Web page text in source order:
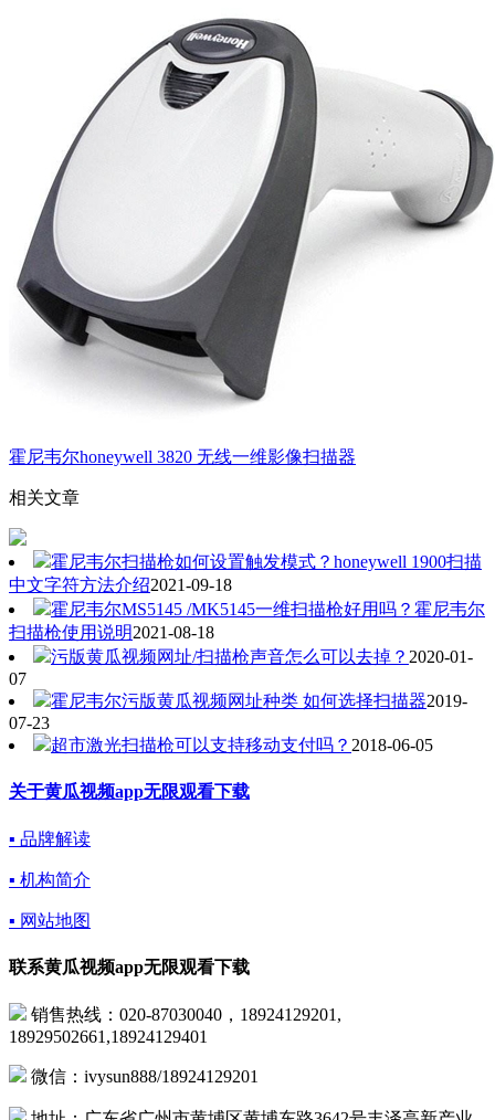
霍尼韦尔honeywell 3820 无线一维影像扫描器
相关文章
霍尼韦尔扫描枪如何设置触发模式？honeywell 1900扫描
中文字符方法介绍2021-09-18
霍尼韦尔MS5145 /MK5145一维扫描枪好用吗？霍尼韦尔
扫描枪使用说明2021-08-18
污版黄瓜视频网址/扫描枪声音怎么可以去掉？ 2020-01-
07
霍尼韦尔污版黄瓜视频网址种类 如何选择扫描器2019-
07-23
超市激光扫描枪可以支持移动支付吗？ 2018-06-05
关于黄瓜视频app无限观看下载
▪ 品牌解读
▪ 机构简介
▪ 网站地图
联系黄瓜视频app无限观看下载
销售热线：020-87030040，18924129201,
18929502661,18924129401
微信：ivysun888/18924129201